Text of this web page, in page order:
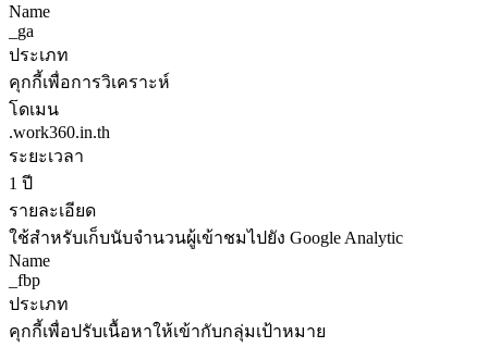
Name
_ga
ประเภท
คุกกี้เพื่อการวิเคราะห์
โดเมน
.work360.in.th
ระยะเวลา
1 ปี
รายละเอียด
ใช้สำหรับเก็บนับจำนวนผู้เข้าชมไปยัง Google Analytic
Name
_fbp
ประเภท
คุกกี้เพื่อปรับเนื้อหาให้เข้ากับกลุ่มเป้าหมาย